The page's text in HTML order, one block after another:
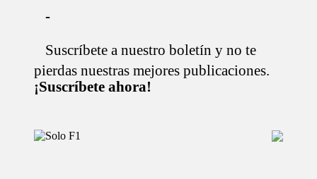
-
Suscríbete a nuestro boletín y no te
pierdas nuestras mejores publicaciones.
¡Suscríbete ahora!
S
Para